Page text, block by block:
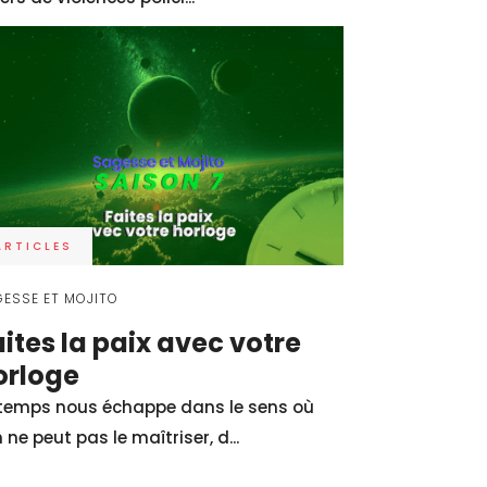
spirituel
lui-même, à la vie
dans notre
une irréductible
de notre collectif
de nos talents et
analyses de
média
à la réflexion sur
la joie et à la
ET MOJITO
la paix avec votre
nous échappe dans le sens où
ne peut pas le maîtriser, d...